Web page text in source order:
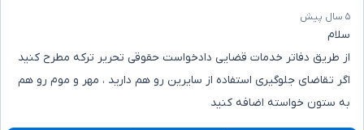
۵ سال پیش
سلام
از طریق دفاتر خدمات قضایی دادخواست حقوقی تحریر ترکه مطرح کنید
اگر تقاضای جلوگیری استفاده از سایرین رو هم دارید ، مهر و موم رو هم
به ستون خواسته اضافه کنید